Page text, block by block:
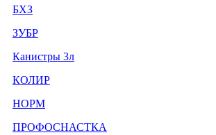
БХЗ
ЗУБР
Канистры 3л
КОЛИР
НОРМ
ПРОФОСНАСТКА